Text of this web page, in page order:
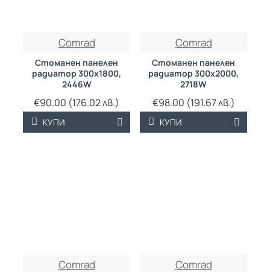
ТРАЙНО НИСКА
Comrad
Стоманен панелен
радиатор 300х1800,
2446W
€90.00 (176.02 лв.)
КУПИ
ТРАЙНО НИСКА
Comrad
Стоманен панелен
радиатор 300х2000,
2718W
€98.00 (191.67 лв.)
КУПИ
ТРАЙНО НИСКА
Comrad ТРАЙНО НИСКА
Comrad